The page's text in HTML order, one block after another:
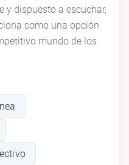
y dispuesto a escuchar,
como una opción
mundo de los